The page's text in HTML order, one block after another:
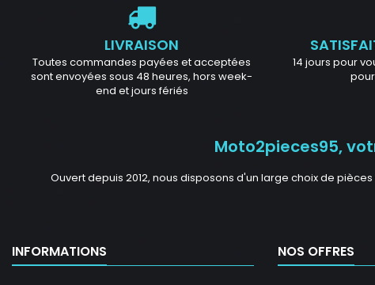
LIVRAISON
Toutes commandes payées et acceptées
sont envoyées sous 48 heures, hors week-
end et jours fériés
14 jours pour
Moto2pieces95,
Ouvert depuis 2012, nous disposons d'un large choix de
INFORMATIONS NOS OFFRES